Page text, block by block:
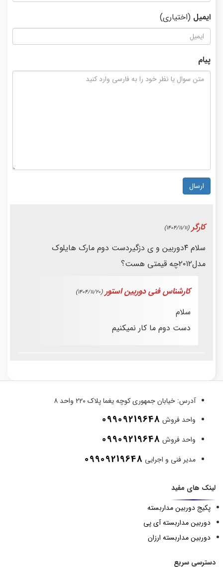
ایمیل (اختیاری)
پیام
ارسال
کارگر (1404/11/11)
سلام ۴دوربین و ی دزگیردست دوم مارک هایلوک
مدل۲۰۱۲چه قیمتی هست؟
کارشناس فنی دوربین استور (1404/11/20)
سلام
دست دوم ما کار نمیکنیم
آدرس: خیابان جمهوری کوچه یغما پلاک ۲۲۰ واحد ۸
واحد فروش 09909219648
واحد فروش 09909219648
مدیر فنی و اجرایی 09909219648
لینک های مفید
پکیج دوربین مداربسته
دوربین مداربسته آی پی
دوربین مداربسته ارزان
دسترسی سریع